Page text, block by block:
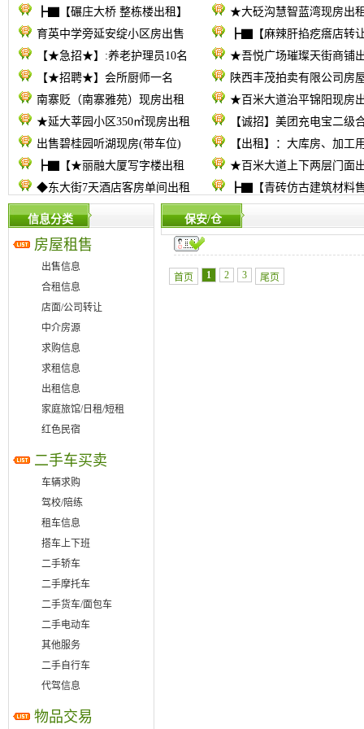
┣▇【碾庄大桥 整栋楼出租】
★大砭沟慧智蓝湾现房出
育英中学旁延安绽小区房出售
┣▇【麻辣肝掐疙瘩店转
【★急招★】:养老护理员10名
★吾悦广场璀璨天街商铺
【★招聘★】会所厨师一名
陕西丰茂拍卖有限公司房
南寨贬（南寨雅苑）现房出租
★百米大道治平锦阳现房
★延大莘园小区350㎡现房出租
【诚招】美团充电宝二级
出售碧桂园听湖现房(带车位)
【出租】：大库房、加工
┣▇【★丽融大厦写字楼出租
★百米大道上下两层门面
◆东大街7天酒店客房单间出租
┣▇【青砖仿古建筑材料
信息分类
房屋租售
出售信息
合租信息
店面/公司转让
中介房源
求购信息
求租信息
出租信息
家庭旅馆/日租/短租
红色民宿
二手车买卖
车辆求购
驾校/陪练
租车信息
搭车上下班
二手轿车
二手摩托车
二手货车/面包车
二手电动车
其他服务
二手自行车
代驾信息
物品交易
保安/仓
首页 1 2 3 尾页